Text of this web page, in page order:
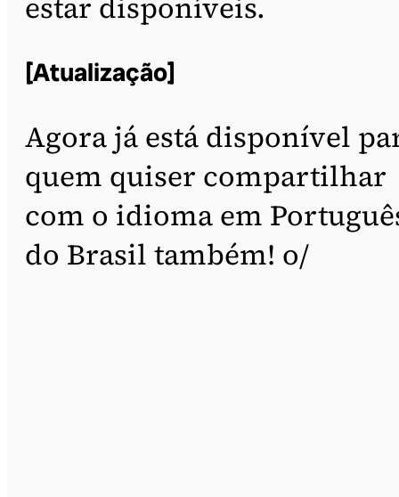
[Atualização]
Agora já está disponível
quem quiser compartilhar
com o idioma em
do Brasil também! o/